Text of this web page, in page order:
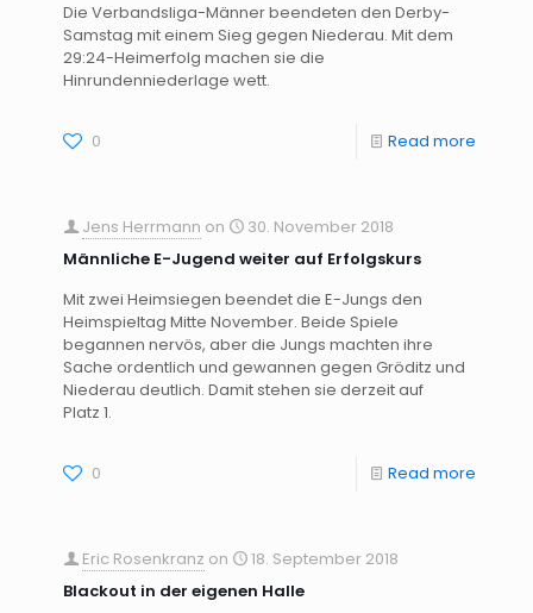
Die Verbandsliga-Männer beendeten den Derby-
Samstag mit einem Sieg gegen Niederau. Mit dem
29:24-Heimerfolg machen sie die
Hinrundenniederlage wett.
0 Read more
Jens Herrmann on
30. November 2018
Männliche E-Jugend weiter auf Erfolgskurs
Mit zwei Heimsiegen beendet die E-Jungs den
Heimspieltag Mitte November. Beide Spiele
begannen nervös, aber die Jungs machten ihre
Sache ordentlich und gewannen gegen Gröditz und
Niederau deutlich. Damit stehen sie derzeit auf
Platz 1.
0 Read more
Eric Rosenkranz on
18. September 2018
Blackout in der eigenen Halle